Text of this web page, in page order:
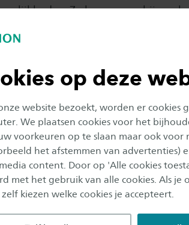
op deze
website bezoekt, worden er cookies
We plaatsen cookies voor het
voorkeuren op te slaan maar ook voor
het afstemmen van advertenties)
content. Door op 'Alle cookies
met het gebruik van alle cookies. Als je
kiezen welke cookies je accepteert.
Zo kunnen we
starten.
beschikbaar voor het